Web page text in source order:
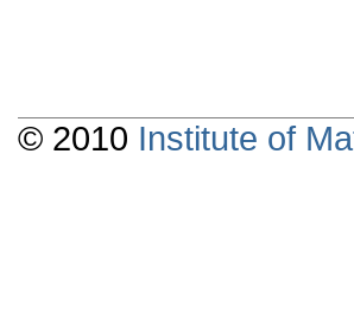
© 2010 Institute of